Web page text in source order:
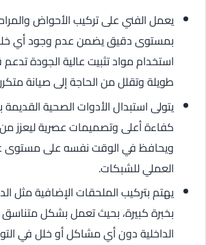
يعمل الفني على تركيب الأحواض
بمستوى دقيق يضمن عدم وجود أي
استخدام مواد تثبيت عالية الجودة
طويلة وتقلل من الحاجة إلى صيانة
يتولى استبدال الأدوات الصحية
كفاءة أعلى وتصميمات عصرية ليعزز
ويحافظ في الوقت نفسه على مستوى
العملي للشبكات.
يهتم بتركيب الملحقات الإضافية مثل
بخبرة كبيرة، بحيث تعمل بشكل
الداخلية دون أي مشاكل أو خلل في